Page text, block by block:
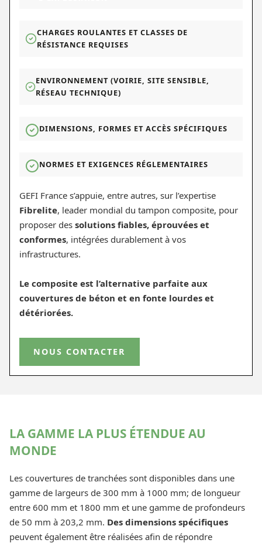
CHARGES ROULANTES ET CLASSES DE
RÉSISTANCE REQUISES
ENVIRONNEMENT (VOIRIE, SITE SENSIBLE,
RÉSEAU TECHNIQUE)
DIMENSIONS, FORMES ET ACCÈS SPÉCIFIQUES
NORMES ET EXIGENCES RÉGLEMENTAIRES
GEFI France s’appuie, entre autres, sur l’expertise
Fibrelite, leader mondial du tampon composite, pour
proposer des solutions fiables, éprouvées et
conformes, intégrées durablement à vos
infrastructures.
Le composite est l’alternative parfaite aux
couvertures de béton et en fonte lourdes et
détériorées.
NOUS CONTACTER
LA GAMME LA PLUS ÉTENDUE AU
MONDE
Les couvertures de tranchées sont disponibles dans une
gamme de largeurs de 300 mm à 1000 mm; de longueur
entre 600 mm et 1800 mm et une gamme de profondeurs
de 50 mm à 203,2 mm. Des dimensions spécifiques
peuvent également être réalisées afin de répondre